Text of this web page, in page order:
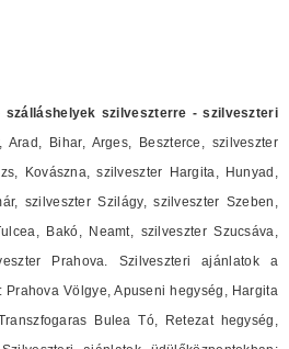
szálláshelyek szilveszterre - szilveszteri
Arad, Bihar, Arges, Beszterce, szilveszter
Kovászna, szilveszter Hargita, Hunyad,
szilveszter Szilágy, szilveszter Szeben,
Bakó, Neamt, szilveszter Szucsáva,
Prahova. Szilveszteri ajánlatok a
Prahova Völgye, Apuseni hegység, Hargita
Bulea Tó, Retezat hegység,